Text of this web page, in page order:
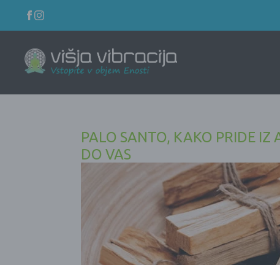
PALO SANTO, KAKO PRIDE
DO VAS